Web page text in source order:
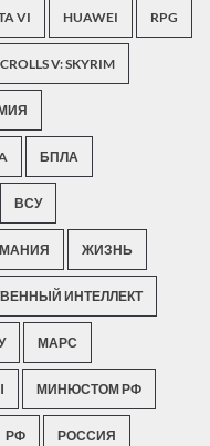
VI HUAWEI RPG
V: SKYRIM
БПЛА
ВСУ
ЖИЗНЬ
ИНТЕЛЛЕКТ
МАРС
МИНЮСТОМ РФ
РФ РОССИЯ